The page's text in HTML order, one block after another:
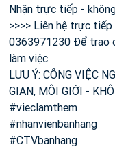
Nhận trực tiếp -
>>>> Liên hệ trực
0363971230 Để trao
làm việc.
LƯU Ý: CÔNG VIỆC
GIAN, MÔI GIỚI -
#vieclamthem
#nhanvienbanhang
#CTVbanhang